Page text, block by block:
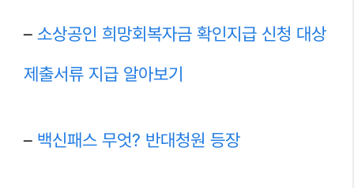
– 소상공인 희망회복자금 확인지급 신청 대상
제출서류 지급 알아보기
– 백신패스 무엇? 반대청원 등장